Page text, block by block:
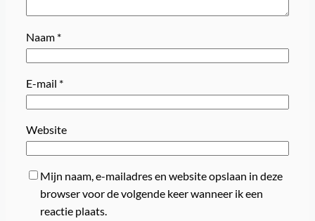
Naam *
E-mail *
Website
Mijn naam, e-mailadres en website opslaan in deze
browser voor de volgende keer wanneer ik een
reactie plaats.